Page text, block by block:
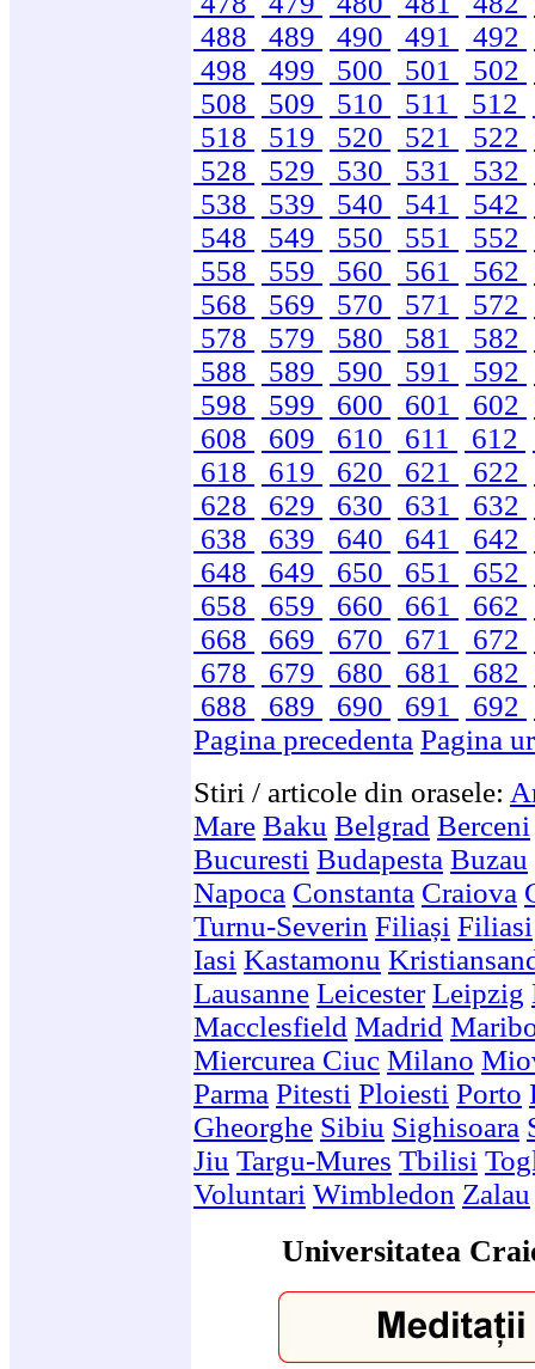
488
489 490 491 492
498
499 500 501 502
508
509 510 511 512
518
519 520 521 522
528
529 530 531 532
538
539 540 541 542
548
549 550 551 552
558
559 560 561 562
568
569 570 571 572
578
579 580 581 582
588
589 590 591 592
598
599 600 601 602
608
609 610 611 612
618
619 620 621 622
628
629 630 631 632
638
639 640 641 642
648
649 650 651 652
658
659 660 661 662
668
669 670 671 672
678
679 680 681 682
688
689 690 691 692
Pagina precedenta Pagina
Stiri / articole din orasele:
Mare Baku Belgrad Berceni
Bucuresti Budapesta Buzau
Napoca Constanta Craiova
Turnu-Severin Filiași Filiasi
Iasi Kastamonu
Lausanne Leicester Leipzig
Macclesfield Madrid
Miercurea Ciuc Milano
Parma Pitesti Ploiesti Porto
Gheorghe Sibiu Sighisoara
Jiu Targu-Mures Tbilisi
Voluntari Wimbledon Zalau
Universitatea